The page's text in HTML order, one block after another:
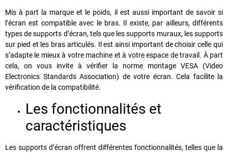
Mis à part la marque et le poids, il est aussi important de savoir si
l’écran est compatible avec le bras. Il existe, par ailleurs, différents
types de supports d’écran, tels que les supports muraux, les supports
sur pied et les bras articulés. Il est ainsi important de choisir celle qui
s’adapte le mieux à votre machine et à votre espace de travail. À part
cela, on vous invite à vérifier la norme montage VESA (Video
Electronics Standards Association) de votre écran. Cela facilite la
vérification de la compatibilité.
Les fonctionnalités et
caractéristiques
Les supports d’écran offrent différentes fonctionnalités, telles que la